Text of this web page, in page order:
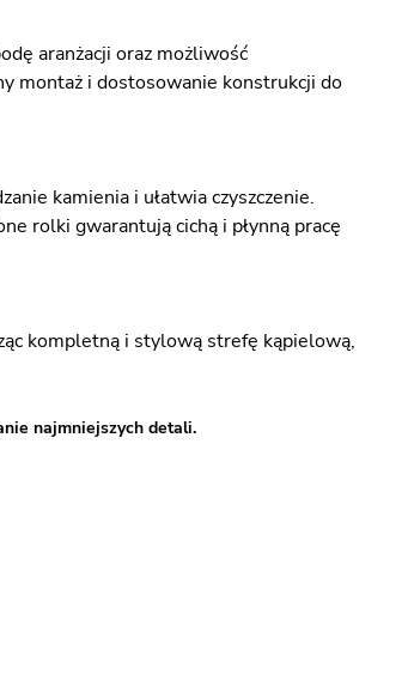
aranżacji oraz możliwość
montaż i dostosowanie konstrukcji do
kamienia i ułatwia czyszczenie.
rolki gwarantują cichą i płynną pracę
kompletną i stylową strefę kąpielową,
najmniejszych detali.